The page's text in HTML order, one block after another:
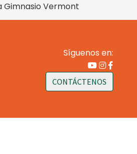
Gimnasio Vermont
Síguenos en:
CONTÁCTENOS